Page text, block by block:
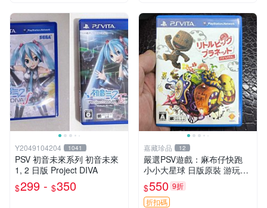
Y2049104204 1041
PSV 初音未來系列 初音未來
1, 2 日版 Project DIVA
$299 - $350
嘉藏珍品 12
嚴選PSV遊戲：麻布仔快跑
小小大星球 日版原裝 游玩成
色佳 小小大星球 psv 麻布仔
快跑 測試無誤
$550 9折
折扣碼